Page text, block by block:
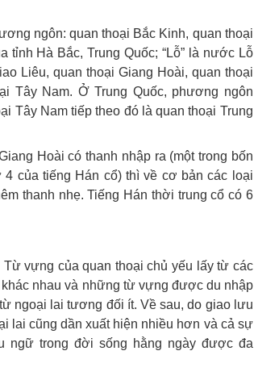
ngôn: quan thoại Bắc Kinh, quan thoại
tỉnh Hà Bắc, Trung Quốc; “Lỗ” là nước Lỗ
Liêu, quan thoại Giang Hoài, quan thoại
Tây Nam. Ở Trung Quốc, phương ngôn
Tây Nam tiếp theo đó là quan thoại Trung
Hoài có thanh nhập ra (một trong bốn
4 của tiếng Hán cổ) thì về cơ bản các loại
thanh nhẹ. Tiếng Hán thời trung cổ có 6
vựng của quan thoại chủ yếu lấy từ các
nhau và những từ vựng được du nhập
ngoại lai tương đối ít. Về sau, do giao lưu
lai cũng dần xuất hiện nhiều hơn và cả sự
ngữ trong đời sống hằng ngày được đa